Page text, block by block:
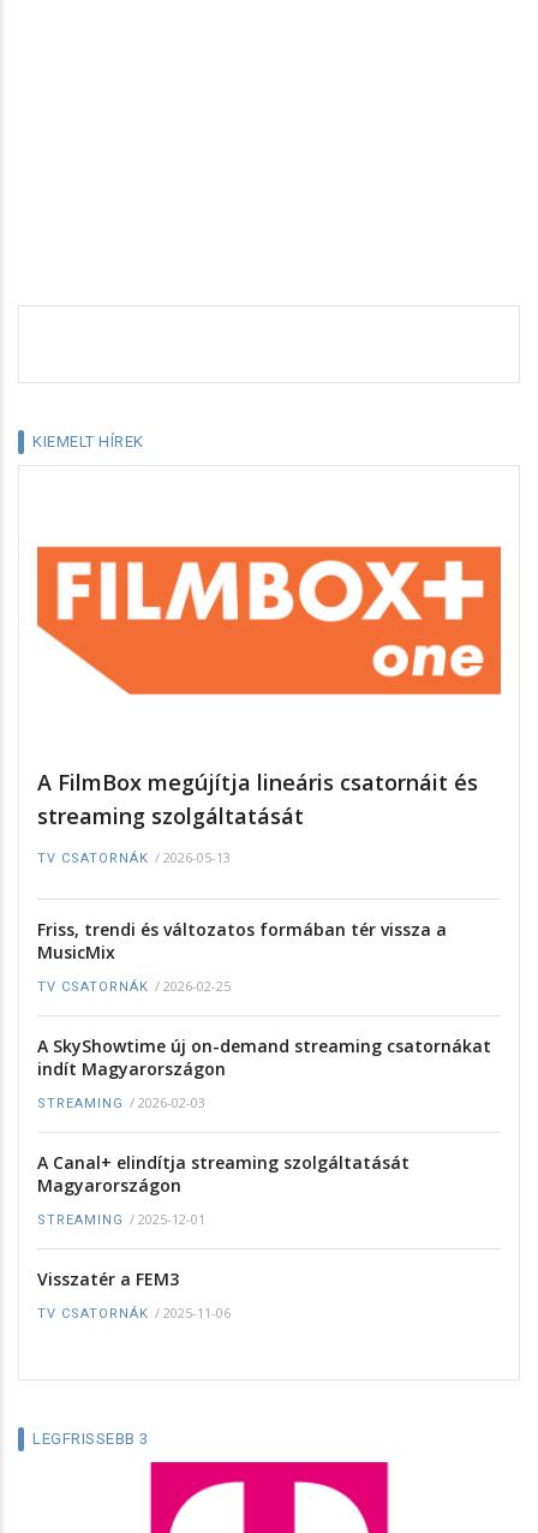
KIEMELT HÍREK
A FilmBox megújítja lineáris csatornáit és
streaming szolgáltatását
TV CSATORNÁK / 2026-05-13
Friss, trendi és változatos formában tér vissza a
MusicMix
TV CSATORNÁK / 2026-02-25
A SkyShowtime új on-demand streaming csatornákat
indít Magyarországon
STREAMING / 2026-02-03
A Canal+ elindítja streaming szolgáltatását
Magyarországon
STREAMING / 2025-12-01
Visszatér a FEM3
TV CSATORNÁK / 2025-11-06
LEGFRISSEBB 3